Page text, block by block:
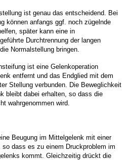
ist genau das entscheidend. Bei
können anfangs ggf. noch zügelnde
später kann eine in
Durchtrennung der langen
Normalstellung bringen.
ist eine Gelenkoperation
entfernt und das Endglied mit dem
Stellung verbunden. Die Beweglichkeit
bleibt dabei erhalten, so dass die
wahrgenommen wird.
Beugung im Mittelgelenk mit einer
dass es zu einem Druckproblem im
kommt. Gleichzeitig drückt die